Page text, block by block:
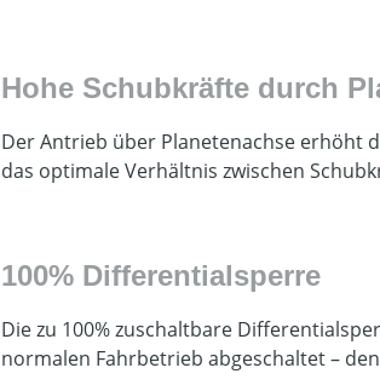
Hohe Schubkräfte durch
Der Antrieb über Planetenachse erhöht
das optimale Verhältnis zwischen
100% Differentialsperre
Die zu 100% zuschaltbare
normalen Fahrbetrieb abgeschaltet –